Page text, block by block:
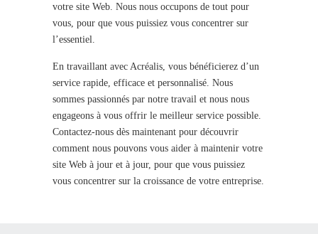
votre site Web. Nous nous occupons de tout pour
vous, pour que vous puissiez vous concentrer sur
l’essentiel.
En travaillant avec Acréalis, vous bénéficierez d’un
service rapide, efficace et personnalisé. Nous
sommes passionnés par notre travail et nous nous
engageons à vous offrir le meilleur service possible.
Contactez-nous dès maintenant pour découvrir
comment nous pouvons vous aider à maintenir votre
site Web à jour et à jour, pour que vous puissiez
vous concentrer sur la croissance de votre entreprise.